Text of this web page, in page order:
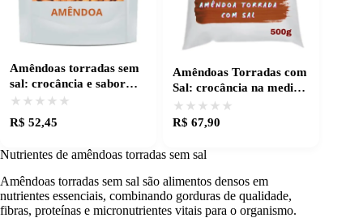
Amêndoas torradas sem
sal: crocância e sabor
natural
★★★★★
★★★★★
R$ 52,45
Amêndoas Torradas com
Sal: crocância na medida
certa
★★★★★
★★★★★
R$ 67,90
Nutrientes de amêndoas torradas sem sal
Amêndoas torradas sem sal são alimentos densos em
nutrientes essenciais, combinando gorduras de qualidade,
fibras, proteínas e micronutrientes vitais para o organismo.